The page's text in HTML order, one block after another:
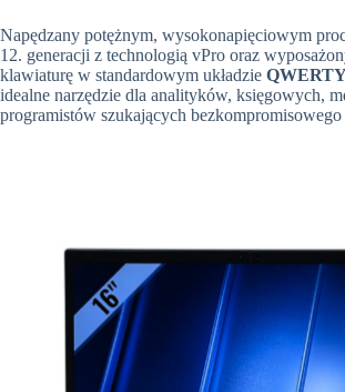
Napędzany potężnym, wysokonapięciowym
12. generacji z technologią vPro oraz
klawiaturę w standardowym układzie
idealne narzędzie dla analityków, księgowych,
programistów szukających